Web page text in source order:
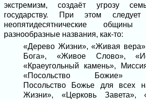
экстремизм, создаёт угрозу
государству. При этом
неопятидесятнические
разнообразные названия, как-то:
«Дерево Жизни», «Живая
Бога», «Живое Слово»,
«Краеугольный камень»,
«Посольство Божие»
Посольство Божье для всех
Жизни», «Церковь Завета»,